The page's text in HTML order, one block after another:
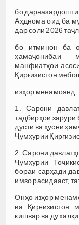
бо
Аҳднома оид ба
дар соли 2026
бо итминон ба
ҳамаҷонибаи
манфиатҳои
Қирғизистон
изҳор менамоянд:
1. Сарони
тадбирҳои
дӯстӣ ва ҳусни
Ҷумҳурии
2. Сарони
Ҷумҳурии
бораи сарҳади
имзо расидааст,
Онҳо изҳор
ва Қирғизистон
кишвар ва ду